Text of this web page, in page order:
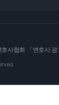
사협회 「변호사